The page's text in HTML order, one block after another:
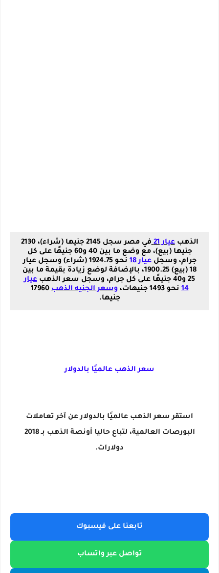
الذهبعيار 21
في مصر سجل 2145 جنيها (شراء)، 2130
جنيها (بيع)، مع وضع ما بين 40 و60 جنيهًا على كل
جرام، وسجلعيار 18
نحو 1924.75 (شراء) وسجل عيار
18 (بيع) 1900.25، بالإضافة لوضع زيادة بقيمة ما بين
25 و40 جنيهًا على كل جرام، وسجل سعر الذهب
عيار
14 نحو 1493 جنيهات، وسعر الجنيه الذهب 17960
جنيها.
سعر الذهب عالميًا بالدولار
استقر سعر الذهب عالميًا بالدولار عن آخر تعاملات
البورصات العالمية، لتباع حاليا أونصة الذهب بـ 2018
دولارات.
تابعنا على فيسبوك
تواصل عبر واتساب